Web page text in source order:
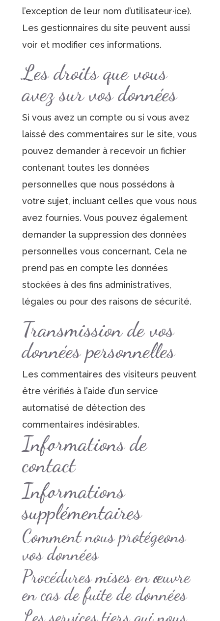
l’exception de leur nom d’utilisateur·ice).
Les gestionnaires du site peuvent aussi
voir et modifier ces informations.
Les droits que vous
avez sur vos données
Si vous avez un compte ou si vous avez
laissé des commentaires sur le site, vous
pouvez demander à recevoir un fichier
contenant toutes les données
personnelles que nous possédons à
votre sujet, incluant celles que vous nous
avez fournies. Vous pouvez également
demander la suppression des données
personnelles vous concernant. Cela ne
prend pas en compte les données
stockées à des fins administratives,
légales ou pour des raisons de sécurité.
Transmission de vos
données personnelles
Les commentaires des visiteurs peuvent
être vérifiés à l’aide d’un service
automatisé de détection des
commentaires indésirables.
Informations de
contact
Informations
supplémentaires
Comment nous protégeons
vos données
Procédures mises en œuvre
en cas de fuite de données